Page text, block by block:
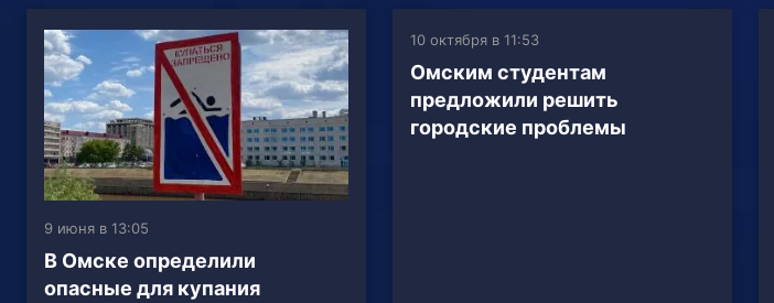
9 июня в 13:05
В Омске определили
опасные для купания
10 октября в 11:53
Омским студентам
предложили решить
городские проблемы